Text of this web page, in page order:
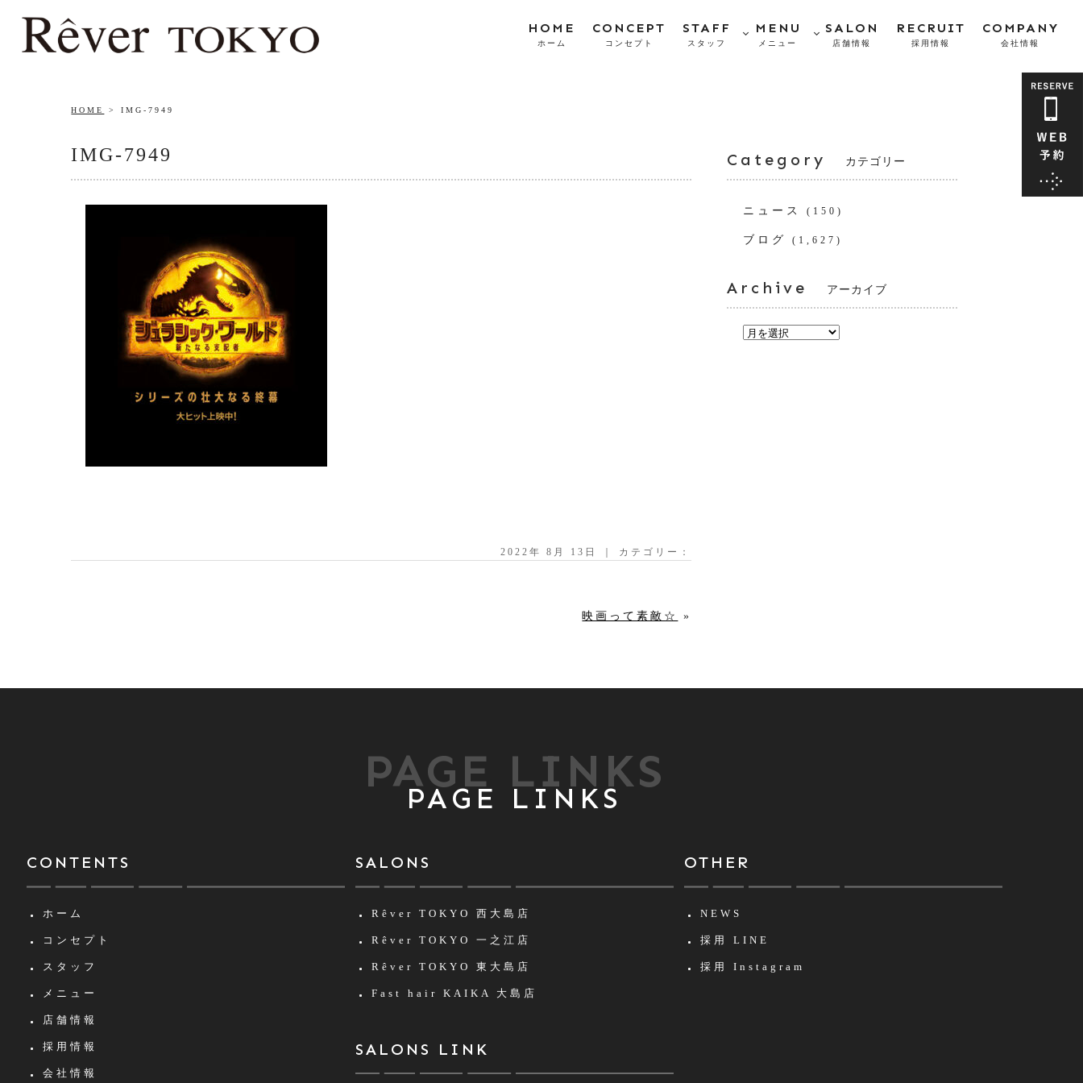
HOME
ホーム
CONCEPT
コンセプト
STAFF
スタッフ
MENU
メニュー
SALON
店舗情報
RECRUIT
採用情報
COMPANY
会社情報
HOME IMG-7949
IMG-7949
2022年 8月 13日 ｜ カテゴリー：
映画って素敵☆ »
Category カテゴリー
ニュース (150)
ブログ (1,627)
Archive アーカイブ
PAGE LINKS
PAGE LINKS
CONTENTS
ホーム
コンセプト
スタッフ
メニュー
店舗情報
採用情報
会社情報
SALONS
Rêver TOKYO 西大島店
Rêver TOKYO 一之江店
Rêver TOKYO 東大島店
Fast hair KAIKA 大島店
SALONS LINK
OTHER
NEWS
採用 LINE
採用 Instagram